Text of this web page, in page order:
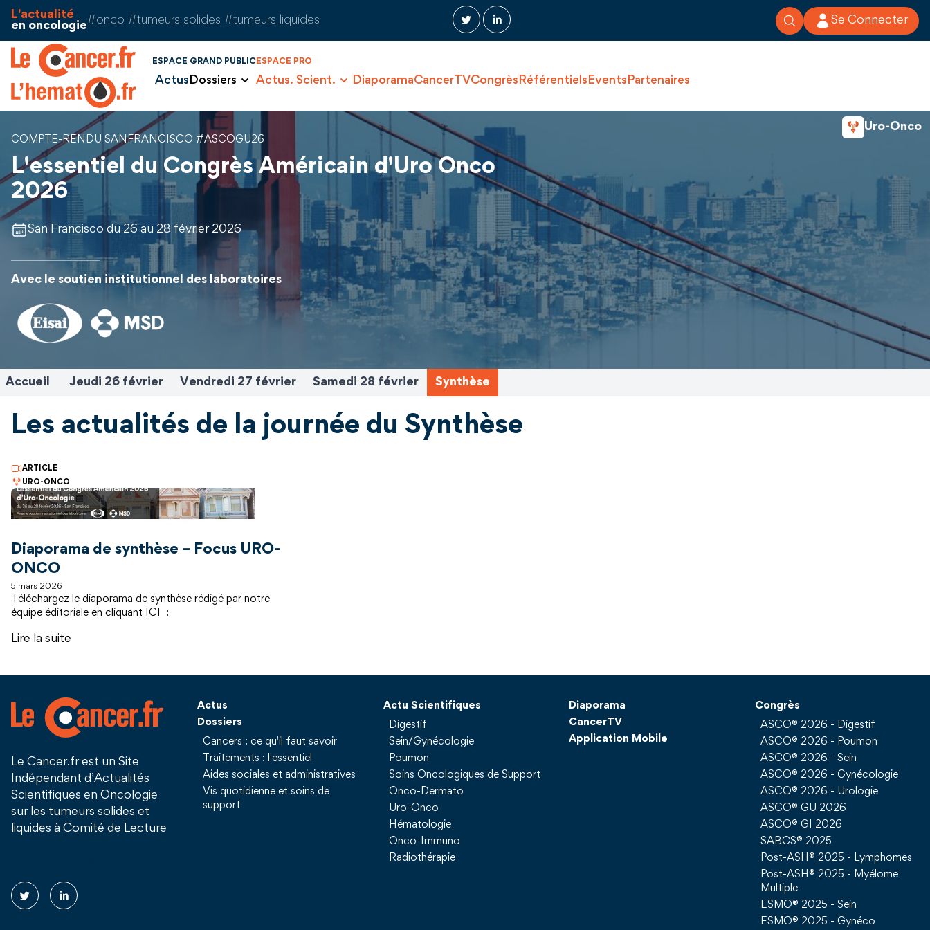
Aller au contenu
L'actualité
en oncologie#onco #tumeurs solides #tumeurs liquides Se Connecter
ESPACE GRAND PUBLIC
ActusDossiers
ESPACE PRO
Actus. Scient. DiaporamaCancerTVCongrèsRéférentielsEventsPartenaires
Uro-Onco
COMPTE-RENDU SANFRANCISCO #ASCOGU26
L'essentiel du Congrès Américain d'Uro Onco
2026
San Francisco du 26 au 28 février 2026
Avec le soutien institutionnel des laboratoires
Accueil Jeudi 26 février Vendredi 27 février Samedi 28 février Synthèse
Les actualités de la journée du Synthèse
ARTICLE
URO-ONCO
Diaporama de synthèse – Focus URO-
ONCO
5 mars 2026
Téléchargez le diaporama de synthèse rédigé par notre
équipe éditoriale en cliquant ICI :
Lire la suite
Le Cancer.fr est un Site
Indépendant d’Actualités
Scientifiques en Oncologie
sur les tumeurs solides et
liquides à Comité de Lecture
Actus
Dossiers
Cancers : ce qu'il faut savoir
Traitements : l'essentiel
Aides sociales et administratives
Vis quotidienne et soins de
support
Actu Scientifiques
Digestif
Sein/Gynécologie
Poumon
Soins Oncologiques de Support
Onco-Dermato
Uro-Onco
Hématologie
Onco-Immuno
Radiothérapie
Diaporama
CancerTV
Application Mobile
Congrès
ASCO® 2026 - Digestif
ASCO® 2026 - Poumon
ASCO® 2026 - Sein
ASCO® 2026 - Gynécologie
ASCO® 2026 - Urologie
ASCO® GU 2026
ASCO® GI 2026
SABCS® 2025
Post-ASH® 2025 - Lymphomes
Post-ASH® 2025 - Myélome
Multiple
ESMO® 2025 - Sein
ESMO® 2025 - Gynéco
Panneau de gestion des cookies